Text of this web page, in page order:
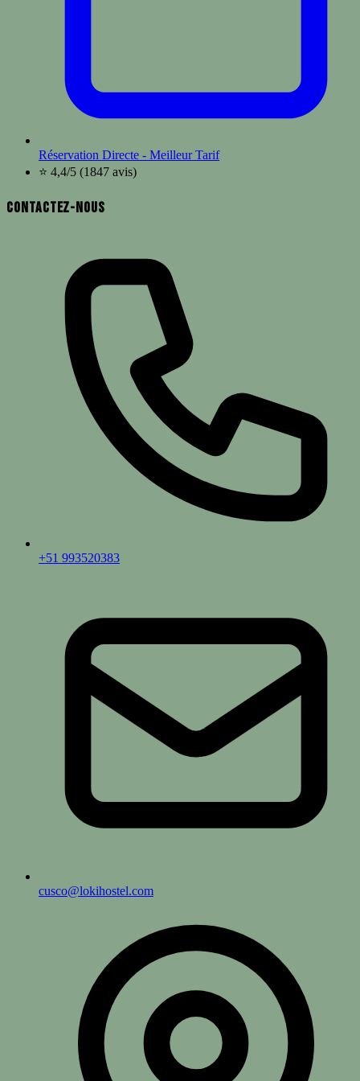
Réservation Directe - Meilleur Tarif
⭐ 4,4/5 (1847 avis)
Contactez-nous
+51 993520383
cusco@lokihostel.com